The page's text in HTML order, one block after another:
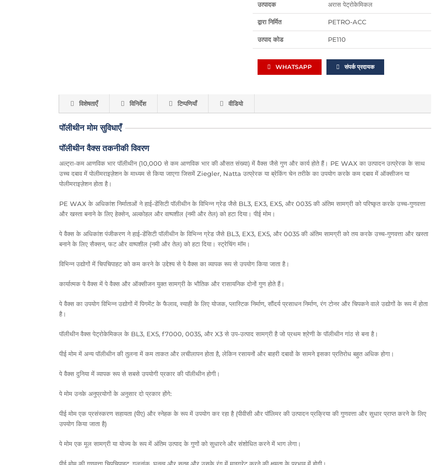
उत्पादक अरास पेट्रोकेमिकल
द्वारा निर्मित PETRO-ACC
उत्पाद कोड PE110
WHATSAPP संपर्क प्रदायक
विशेषताएँ विनिर्देश टिप्पणियाँ वीडियो
पॉलीथीन मोम सुविधाएँ
पॉलीथीन वैक्स तकनीकी विवरण
अल्ट्रा-कम आणविक भार पॉलीथीन (10,000 से कम आणविक भार की औसत संख्या) में वैक्स जैसे गुण और कार्य होते हैं। PE WAX का उत्पादन उत्प्रेरक के साथ
उच्च दबाव में पोलीमराइज़ेशन के माध्यम से किया जाएगा जिसमें Ziegler, Natta उत्प्रेरक या ब्रेकिंग चेन तरीके का उपयोग करके कम दबाव में ऑक्सीजन या
पोलीमराइज़ेशन होता है।
PE WAX के अधिकांश निर्माताओं ने हाई-डेंसिटी पॉलीथीन के विभिन्न ग्रेड जैसे BL3, EX3, EX5, और 0035 की अंतिम सामग्री को परिष्कृत करके उच्च-गुणवत्ता
और खस्ता बनाने के लिए हेक्सेन, अल्कोहल और वाष्पशील (नमी और तेल) को हटा दिया। पीई मोम।
पे वैक्स के अधिकांश पंजीकरण ने हाई-डेंसिटी पॉलीथीन के विभिन्न ग्रेड जैसे BL3, EX3, EX5, और 0035 की अंतिम सामग्री को तय करके उच्च-गुणवत्ता और खस्ता
बनाने के लिए सैक्सन, फट और वाष्पशील (नमी और तेल) को हटा दिया। स्ट्रेचिंग मॉम।
विभिन्न उद्योगों में चिपचिपाहट को कम करने के उद्देश्य से पे वैक्स का व्यापक रूप से उपयोग किया जाता है।
कार्यात्मक पे वैक्स में पे वैक्स और ऑक्सीजन युक्त सामग्री के भौतिक और रासायनिक दोनों गुण होते हैं।
पे वैक्स का उपयोग विभिन्न उद्योगों में पिगमेंट के फैलाव, स्याही के लिए योजक, प्लास्टिक निर्माण, सौंदर्य प्रसाधन निर्माण, रंग टोनर और चिपकने वाले उद्योगों के रूप में होता
है।
पॉलीथीन वैक्स पेट्रोकेमिकल के BL3, EX5, f7000, 0035, और X3 से उप-उत्पाद सामग्री है जो प्रथम श्रेणी के पॉलीथीन गांठ से बना है।
पीई मोम में अन्य पॉलीथीन की तुलना में कम ताकत और लचीलापन होता है, लेकिन रसायनों और बाहरी दबावों के सामने इसका प्रतिरोध बहुत अधिक होगा।
पे वैक्स दुनिया में व्यापक रूप से सबसे उपयोगी प्रकार की पॉलीथीन होगी।
पे मोम उनके अनुप्रयोगों के अनुसार दो प्रकार होंगे:
पीई मोम एक प्रसंस्करण सहायता (पीए) और स्नेहक के रूप में उपयोग कर रहा है (पीवीसी और पॉलिमर की उत्पादन प्रक्रिया की गुणवत्ता और सुधार प्राप्त करने के लिए
उपयोग किया जाता है)
पे मोम एक मूल सामग्री या योज्य के रूप में अंतिम उत्पाद के गुणों को सुधारने और संशोधित करने में भाग लेगा।